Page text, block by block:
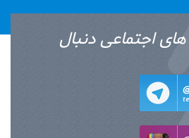
اجتماعی دنبال